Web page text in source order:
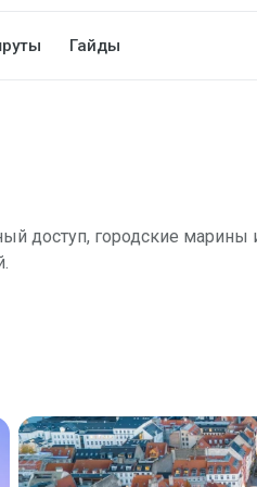
Гайды
доступ, городские марины